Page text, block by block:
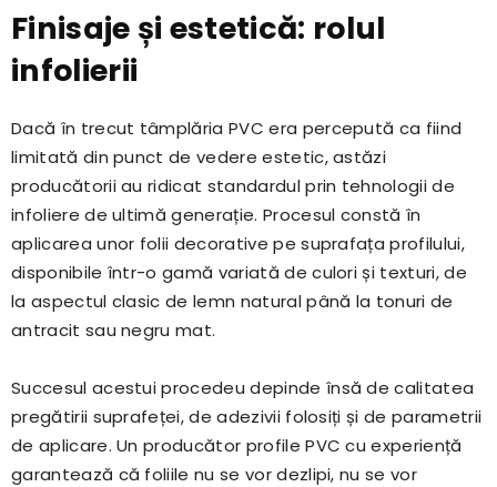
Finisaje și estetică: rolul
infolierii
Dacă în trecut tâmplăria PVC era percepută ca fiind
limitată din punct de vedere estetic, astăzi
producătorii au ridicat standardul prin tehnologii de
infoliere de ultimă generație. Procesul constă în
aplicarea unor folii decorative pe suprafața profilului,
disponibile într-o gamă variată de culori și texturi, de
la aspectul clasic de lemn natural până la tonuri de
antracit sau negru mat.
Succesul acestui procedeu depinde însă de calitatea
pregătirii suprafeței, de adezivii folosiți și de parametrii
de aplicare. Un producător profile PVC cu experiență
garantează că foliile nu se vor dezlipi, nu se vor